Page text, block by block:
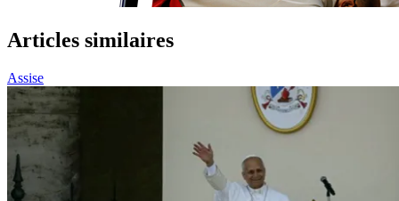
Articles similaires
Assise